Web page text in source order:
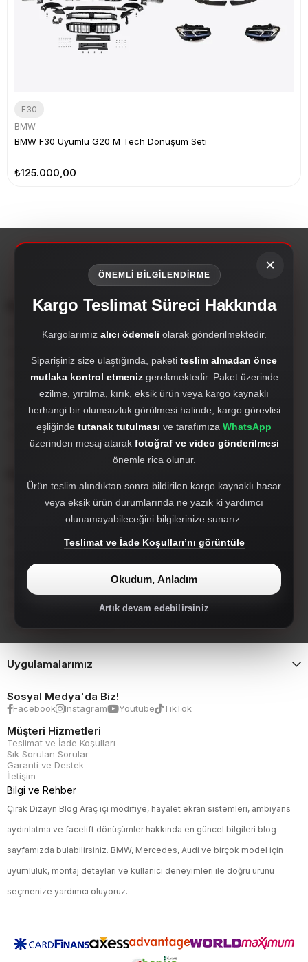
F30
BMW
BMW F30 Uyumlu G20 M Tech Dönüşüm Seti
₺125.000,00
Kurumsal
Çırak Dizayn; oto aksesuar, body kit, far setleri, hayalet ekran, PPF,
crakdizayn@gmail.com
Hakkımızda
WhatsApp'tan Hızlı Destek Al
905527980412
Far, Stop ve Sisler
Tampon ve Tampon Setleri
Tampon Ekleri ve Difizörler
Facelift Dönüşüm Setleri
Hayalet Ekran
Uygulamalarımız
Sosyal Medya'da Biz!
Facebook Instagram Youtube TikTok
Müşteri Hizmetleri
Teslimat ve İade Koşulları
Sık Sorulan Sorular
Garanti ve Destek
İletişim
Bilgi ve Rehber
Çırak Dizayn Blog Araç içi modifiye, hayalet ekran sistemleri, ambiyans
aydınlatma ve facelift dönüşümler hakkında en güncel bilgileri blog
sayfamızda bulabilirsiniz. BMW, Mercedes, Audi ve birçok model için
uyumluluk, montaj detayları ve kullanıcı deneyimleri ile doğru ürünü
seçmenize yardımcı oluyoruz.
×
ÖNEMLİ BİLGİLENDİRME
Kargo Teslimat Süreci Hakkında
Kargolarımız alıcı ödemeli olarak gönderilmektedir.
Siparişiniz size ulaştığında, paketi teslim almadan önce
mutlaka kontrol etmenizgerekmektedir. Paket üzerinde
ezilme, yırtılma, kırık, eksik ürün veya kargo kaynaklı
herhangi bir olumsuzluk görülmesi halinde, kargo görevlisi
eşliğinde tutanak tutulması ve tarafımıza WhatsApp
üzerinden mesaj atarak fotoğraf ve video gönderilmesi
önemle rica olunur.
Ürün teslim alındıktan sonra bildirilen kargo kaynaklı hasar
veya eksik ürün durumlarında ne yazık ki yardımcı
olunamayabileceğini bilgilerinize sunarız.
Teslimat ve İade Koşulları’nı görüntüle
Okudum, Anladım
Artık devam edebilirsiniz